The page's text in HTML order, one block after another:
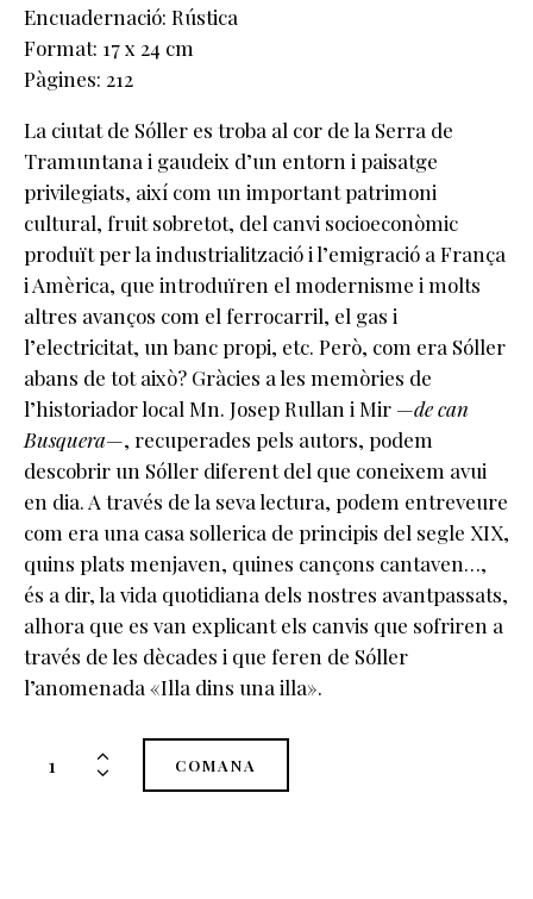
Encuadernació: Rústica
Format: 17 x 24 cm
Pàgines: 212
La ciutat de Sóller es troba al cor de la Serra de
Tramuntana i gaudeix d’un entorn i paisatge
privilegiats, així com un important patrimoni
cultural, fruit sobretot, del canvi socioeconòmic
produït per la industrialització i l’emigració a França
i Amèrica, que introduïren el modernisme i molts
altres avanços com el ferrocarril, el gas i
l’electricitat, un banc propi, etc. Però, com era Sóller
abans de tot això? Gràcies a les memòries de
l’historiador local Mn. Josep Rullan i Mir —de can
Busquera—, recuperades pels autors, podem
descobrir un Sóller diferent del que coneixem avui
en dia. A través de la seva lectura, podem entreveure
com era una casa sollerica de principis del segle XIX,
quins plats menjaven, quines cançons cantaven…,
és a dir, la vida quotidiana dels nostres avantpassats,
alhora que es van explicant els canvis que sofriren a
través de les dècades i que feren de Sóller
l’anomenada «Illa dins una illa».
quantitat
COMANA